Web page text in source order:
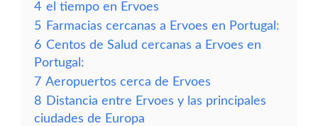
4 el tiempo en Ervoes
5 Farmacias cercanas a Ervoes en Portugal:
6 Centos de Salud cercanas a Ervoes en
Portugal:
7 Aeropuertos cerca de Ervoes
8 Distancia entre Ervoes y las principales
ciudades de Europa